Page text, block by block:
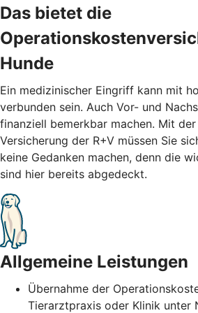
Das bietet die
Hunde
Ein medizinischer Eingriff kann mit
verbunden sein. Auch Vor- und
finanziell bemerkbar machen. Mit
Versicherung der R+V müssen Sie
keine Gedanken machen, denn die
sind hier bereits abgedeckt.
Allgemeine Leistungen
Übernahme der
Tierarztpraxis oder Klinik unter